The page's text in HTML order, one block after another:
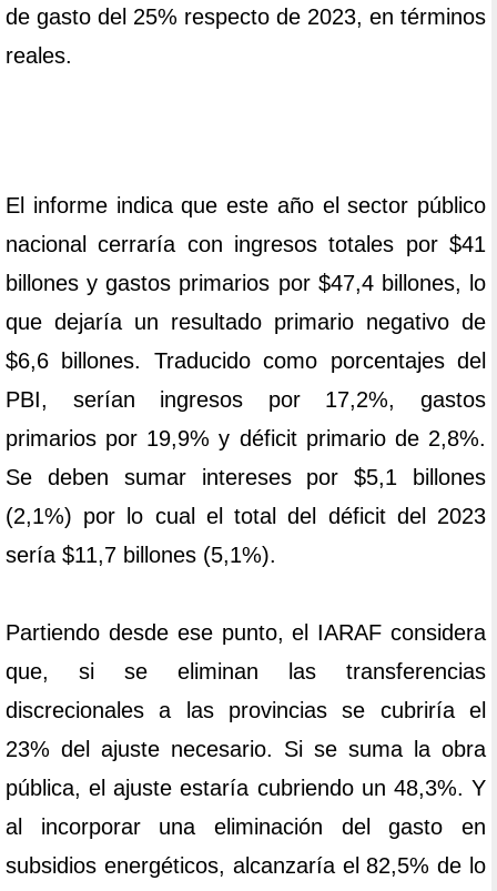
de gasto del 25% respecto de 2023, en términos
reales.
El informe indica que este año el sector público
nacional cerraría con ingresos totales por $41
billones y gastos primarios por $47,4 billones, lo
que dejaría un resultado primario negativo de
$6,6 billones. Traducido como porcentajes del
PBI, serían ingresos por 17,2%, gastos
primarios por 19,9% y déficit primario de 2,8%.
Se deben sumar intereses por $5,1 billones
(2,1%) por lo cual el total del déficit del 2023
sería $11,7 billones (5,1%).
Partiendo desde ese punto, el IARAF considera
que, si se eliminan las transferencias
discrecionales a las provincias se cubriría el
23% del ajuste necesario. Si se suma la obra
pública, el ajuste estaría cubriendo un 48,3%. Y
al incorporar una eliminación del gasto en
subsidios energéticos, alcanzaría el 82,5% de lo